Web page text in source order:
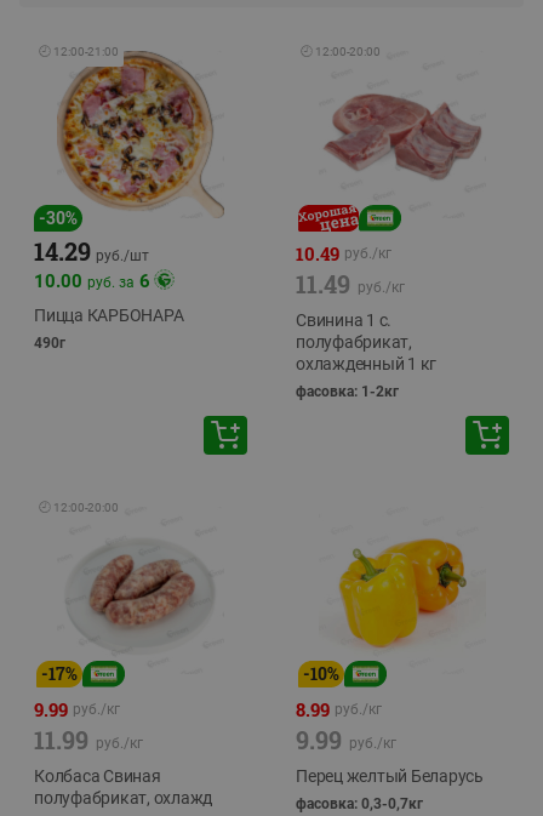
🕘 12:00-21:00
-30%
14.29 руб./шт
10.00 руб. за 6
Пицца КАРБОНАРА
490г
🕘 12:00-20:00
10.49 руб./кг
11.49 руб./кг
Свинина 1 с.
полуфабрикат,
охлажденный 1 кг
фасовка: 1-2кг
🕘 12:00-20:00
-17%
9.99 руб./кг
11.99 руб./кг
Колбаса Свиная
полуфабрикат, охлажд
-10%
8.99 руб./кг
9.99 руб./кг
Перец желтый Беларусь
фасовка: 0,3-0,7кг